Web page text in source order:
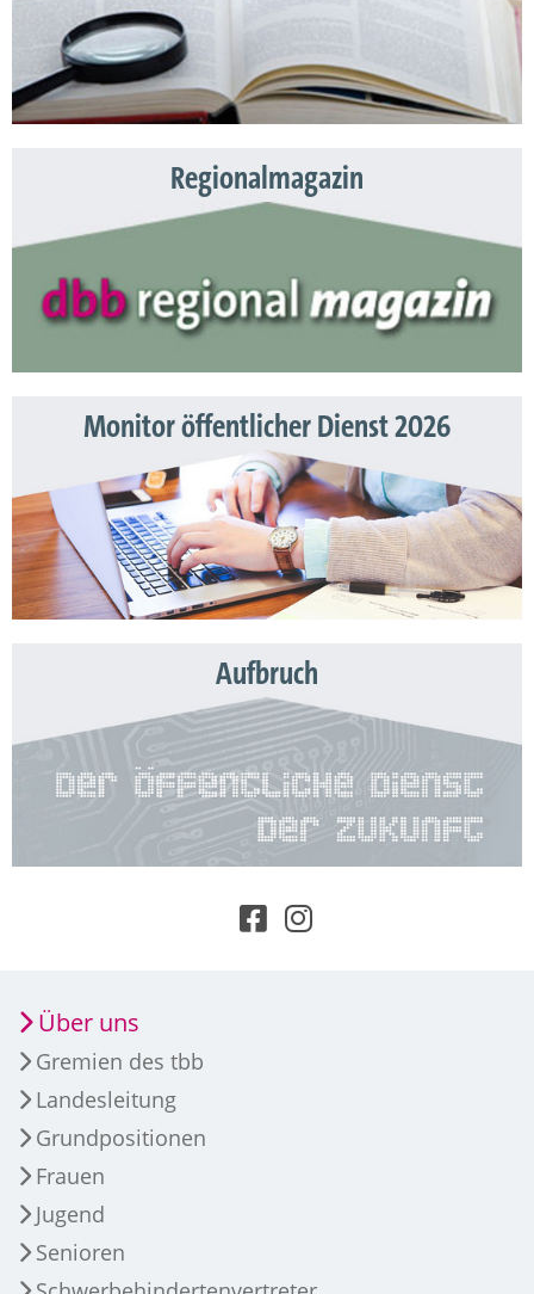
Regionalmagazin
Monitor öffentlicher Dienst 2026
Aufbruch
Über uns
Gremien des tbb
Landesleitung
Grundpositionen
Frauen
Jugend
Senioren